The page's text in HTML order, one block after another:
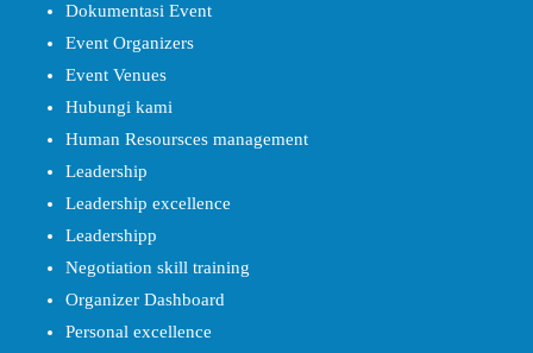
Dokumentasi Event
Event Organizers
Event Venues
Hubungi kami
Human Resoursces management
Leadership
Leadership excellence
Leadershipp
Negotiation skill training
Organizer Dashboard
Personal excellence